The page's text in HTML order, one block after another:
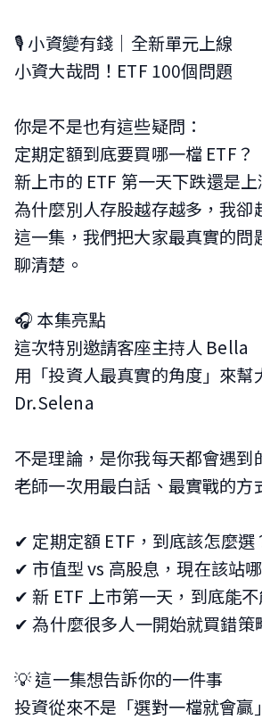
🎙️ 小資變有錢｜全新單元上線
小資大哉問！ETF 100個問題
你是不是也有這些疑問：
定期定額到底要買哪一檔 ETF？
新上市的 ETF 第一天下跌還是
為什麼別人存股越存越多，我卻
這一集，我們把大家最真實的問
聊清楚。
🎧 本集亮點
這次特別邀請客座主持人 Bella
用「投資人最真實的角度」來幫
Dr.Selena
不是理論，是你我每天都會遇到
老師一次用最白話、最實戰的方
✔ 定期定額 ETF，到底該怎麼選
✔ 市值型 vs 高股息，現在該站
✔ 新 ETF 上市第一天，到底能不
✔ 為什麼很多人一開始就買錯策
💡 這一集想告訴你的一件事
投資從來不是「選對一檔就會贏」